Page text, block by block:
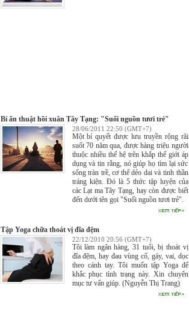
Bí ẩn thuật hồi xuân Tây Tạng: "Suối nguồn tươi trẻ"
28/06/2011 22:50 (GMT+7)
Một bí quyết được lưu truyền rộng rãi
suốt 70 năm qua, được hàng triệu người
thuộc nhiều thế hệ trên khắp thế giới áp
dụng và tin rằng, nó giúp họ tìm lại sức
sống tràn trề, cơ thể dẻo dai và tinh thần
tráng kiện. Đó là 5 thức tập luyện của
các Lạt ma Tây Tạng, hay còn được biết
đến dưới tên gọi "Suối nguồn tươi trẻ".
Tập Yoga chữa thoát vị đĩa đệm
22/12/2010 20:56 (GMT+7)
Tôi làm ngân hàng, 31 tuổi, bị thoát vị
đĩa đệm, hay đau vùng cổ, gáy, vai, dọc
theo cánh tay. Tôi muốn tập Yoga để
khắc phục tình trạng này. Xin chuyên
mục tư vấn giúp. (Nguyễn Thị Trang)